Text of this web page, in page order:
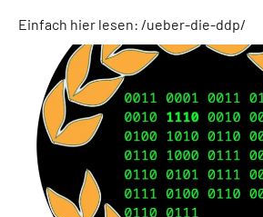
Einfach hier lesen: /ueber-die-ddp/